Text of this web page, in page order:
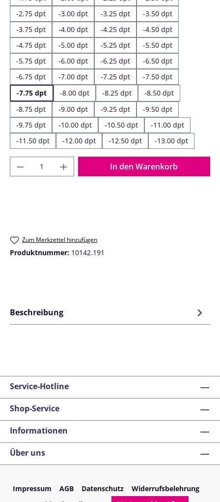
-2.75 dpt
-3.00 dpt -3.25 dpt
-3.50 dpt
-3.75 dpt
-4.00 dpt -4.25 dpt
-4.50 dpt
-4.75 dpt
-5.00 dpt -5.25 dpt
-5.50 dpt
-5.75 dpt
-6.00 dpt -6.25 dpt
-6.50 dpt
-6.75 dpt
-7.00 dpt -7.25 dpt
-7.50 dpt
-7.75 dpt
-8.00 dpt -8.25 dpt
-8.50 dpt
-8.75 dpt
-9.00 dpt -9.25 dpt
-9.50 dpt
-9.75 dpt
-10.00 dpt -10.50 dpt
-11.00 dpt
-11.50 dpt
-12.00 dpt -12.50 dpt -13.00 dpt
Produkt Anzahl: Gib den gewünschten
In den Warenkorb
Zum Merkzettel hinzufügen
Produktnummer: 10142.191
Beschreibung
Service-Hotline
Shop-Service
Informationen
Über uns
Impressum AGB Datenschutz
Widerrufsbelehrung